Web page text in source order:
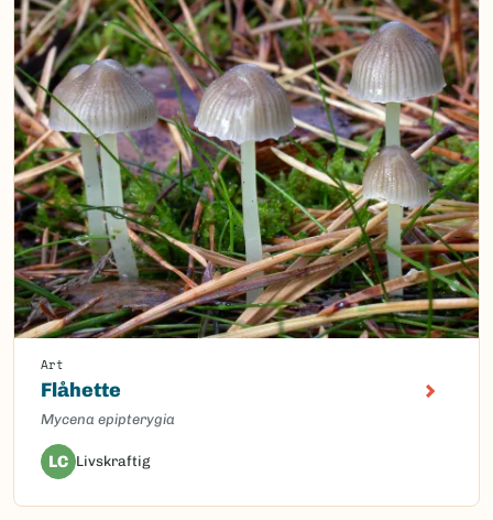
Art
Flåhette
Mycena epipterygia
LC Livskraftig